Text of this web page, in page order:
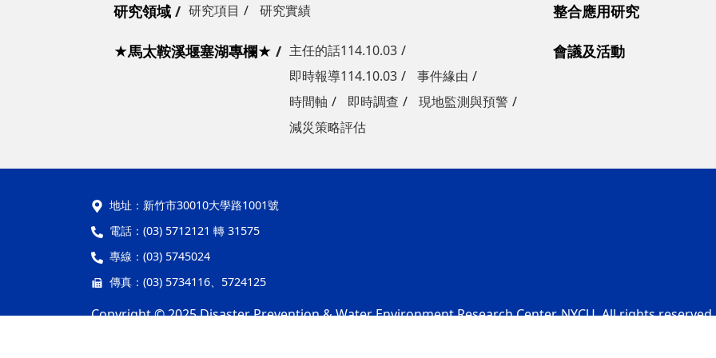
研究領域 研究項目 研究實績 整合應用研究
★馬太鞍溪堰塞湖專欄★
主任的話114.10.03
即時報導114.10.03
事件緣由
時間軸
即時調查
現地監測與預警
減災策略評估
會議及活動
地址： 新竹市30010大學路1001號
電話： (03) 5712121 轉 31575
專線： (03) 5745024
傳真： (03) 5734116、5724125
Copyright © 2025 Disaster Prevention & Water Environment Research Center, NYCU. All rights reserved.